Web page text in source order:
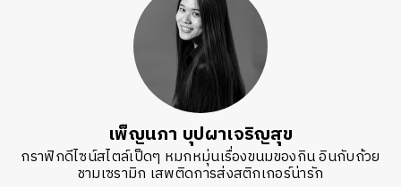
เพ็ญนภา บุปผาเจริญสุข
กราฟิกดีไซน์สไตล์เป็ดๆ หมกหมุ่นเรื่องขนมของกิน อินกับถ้วย
ชามเซรามิก เสพติดการส่งสติกเกอร์น่ารัก